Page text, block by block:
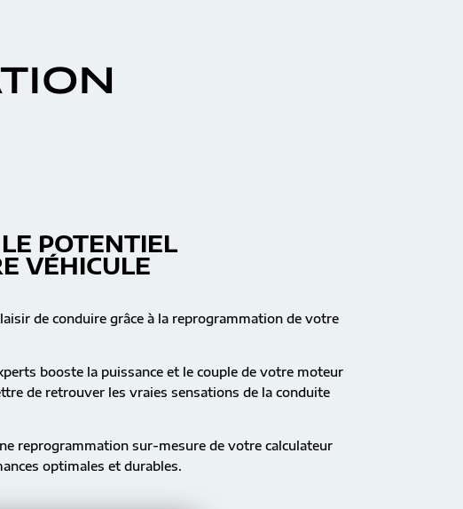
POTENTIEL
VÉHICULE
de conduire grâce à la reprogrammation de votre
booste la puissance et le couple de votre moteur
de retrouver les vraies sensations de la conduite
reprogrammation sur-mesure de votre calculateur
optimales et durables.